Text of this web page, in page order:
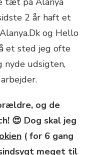
2 år haft et
og Hello
et sted jeg ofte
nyde udsigten,
og de
😍 Dog skal jeg
( for 6 gang
meget til